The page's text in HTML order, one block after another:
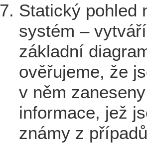
Statický pohled
systém –
základní
ověřujeme, že
v něm
informace, jež
známy z